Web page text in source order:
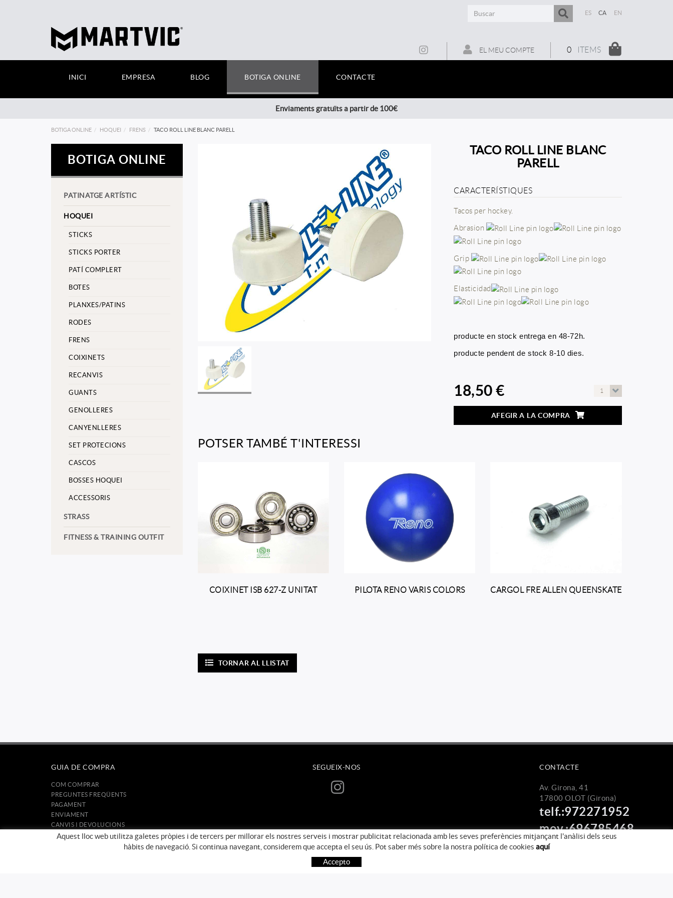
ES CA EN
0 ITEMS
EL MEU COMPTE
INICI EMPRESA BLOG BOTIGA ONLINE CONTACTE
Enviaments gratuïts a partir de 100€
BOTIGA ONLINE HOQUEI FRENS TACO ROLL LINE BLANC PARELL
BOTIGA ONLINE
PATINATGE ARTÍSTIC
HOQUEI
STICKS
STICKS PORTER
PATÍ COMPLERT
BOTES
PLANXES/PATINS
RODES
FRENS
COIXINETS
RECANVIS
GUANTS
GENOLLERES
CANYENLLERES
SET PROTECIONS
CASCOS
BOSSES HOQUEI
ACCESSORIS
STRASS
FITNESS & TRAINING OUTFIT
TACO ROLL LINE BLANC
PARELL
CARACTERÍSTIQUES
Tacos per hockey.
Abrasion
Grip
Elasticidad
producte en stock entrega en 48-72h.
producte pendent de stock 8-10 dies.
18,50 € 1
AFEGIR A LA COMPRA
POTSER TAMBÉ T'INTERESSI
COIXINET ISB 627-Z UNITAT PILOTA RENO VARIS COLORS CARGOL FRE ALLEN QUEENSKATE
TORNAR AL LLISTAT
GUIA DE COMPRA
COM COMPRAR
PREGUNTES FREQÜENTS
PAGAMENT
ENVIAMENT
CANVIS I DEVOLUCIONS
SEGUEIX-NOS CONTACTE
Av. Girona, 41
17800 OLOT (Girona)
telf.:972271952
mov.:696785468
info@martvic.com
Aquest lloc web utilitza galetes pròpies i de tercers per millorar els nostres serveis i mostrar publicitat relacionada amb les seves preferències mitjançant l'anàlisi dels seus
hàbits de navegació. Si continua navegant, considerem que accepta el seu ús. Pot saber més sobre la nostra política de cookies aquí
Accepto